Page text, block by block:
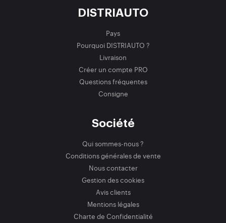
DISTRIAUTO
Pays
Pourquoi DISTRIAUTO ?
Livraison
Créer un compte PRO
Questions fréquentes
Consigne
Société
Qui sommes-nous ?
Conditions générales de vente
Nous contacter
Gestion des cookies
Avis clients
Mentions légales
Charte de Confidentialité